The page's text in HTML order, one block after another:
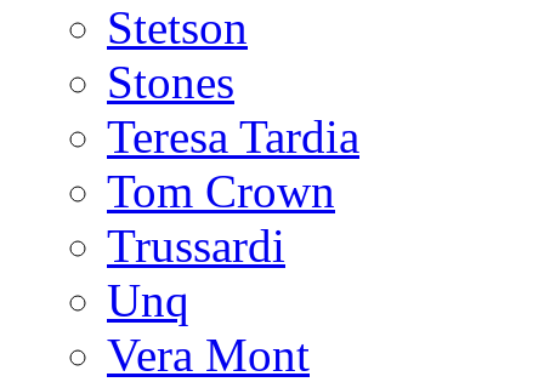
Stetson
Stones
Teresa Tardia
Tom Crown
Trussardi
Unq
Vera Mont